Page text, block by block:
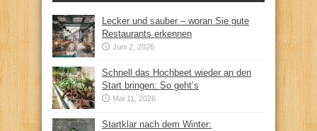
Lecker und sauber – woran Sie gute
Restaurants erkennen
Juni 2, 2026
Schnell das Hochbeet wieder an den
Start bringen: So geht’s
Mai 11, 2026
Startklar nach dem Winter: